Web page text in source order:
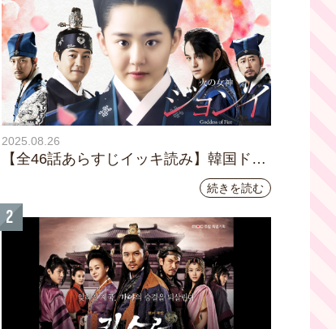
2025.08.26
【全46話あらすじイッキ読み】韓国ドラ
マ『火の女神 ジョンイ』｜テレビ大阪
9月11日（木）朝8時放送スタート続きを読む
2